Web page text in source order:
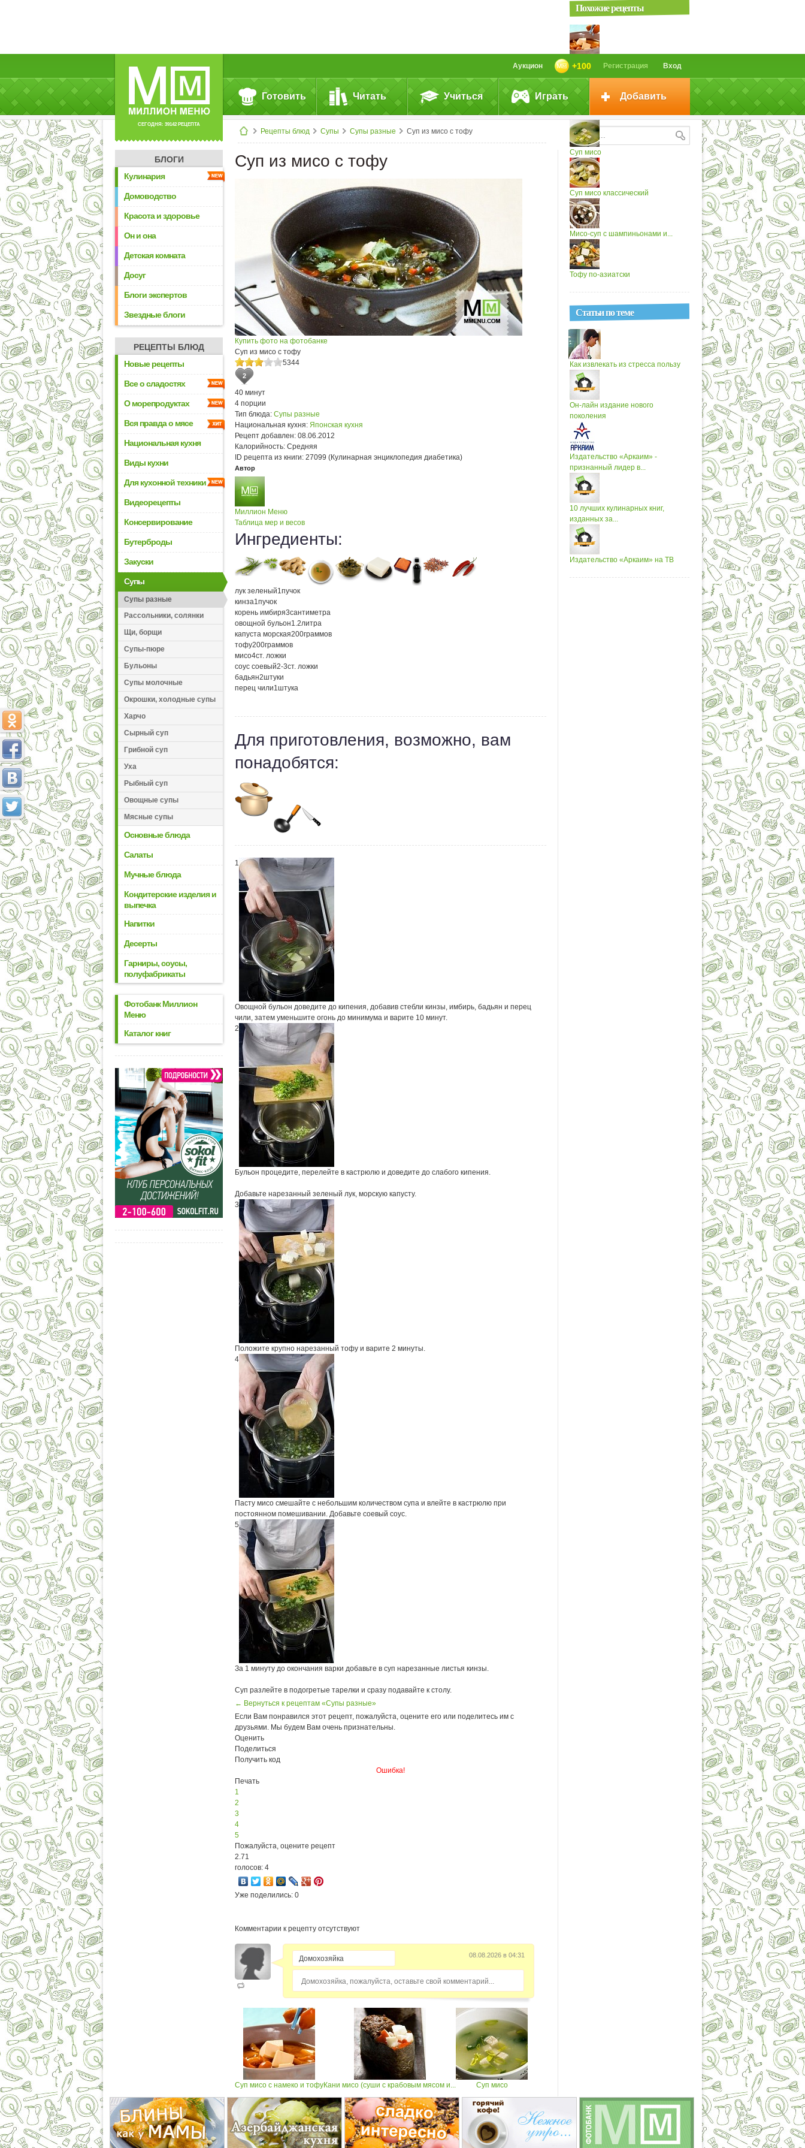
СЕГОДНЯ: 39142 РЕЦЕПТА
Вход
Регистрация
+100
Аукцион
Готовить Читать Учиться Играть Добавить
Рецепты блюд Супы Супы разные Суп из мисо с тофу
БЛОГИ
Кулинария
Домоводство
Красота и здоровье
Он и она
Детская комната
Досуг
Блоги экспертов
Звездные блоги
РЕЦЕПТЫ БЛЮД
Новые рецепты
Все о сладостях
О морепродуктах
Вся правда о мясе
Национальная кухня
Виды кухни
Для кухонной техники
Видеорецепты
Консервирование
Бутерброды
Закуски
Супы
Супы разные
Рассольники, солянки
Щи, борщи
Супы-пюре
Бульоны
Супы молочные
Окрошки, холодные супы
Харчо
Сырный суп
Грибной суп
Уха
Рыбный суп
Овощные супы
Мясные супы
Основные блюда
Салаты
Мучные блюда
Кондитерские изделия и
выпечка
Напитки
Десерты
Гарниры, соусы,
полуфабрикаты
Фотобанк Миллион
Меню
Каталог книг
Суп из мисо с тофу
Купить фото на фотобанке
Суп из мисо с тофу
5344
2
40 минут
4 порции
Тип блюда: Супы разные
Национальная кухня: Японская кухня
Рецепт добавлен: 08.06.2012
Калорийность: Средняя
ID рецепта из книги: 27099 (Кулинарная энциклопедия диабетика)
Автор
Миллион Меню
Таблица мер и весов
Ингредиенты:
лук зеленый1пучок
кинза1пучок
корень имбиря3сантиметра
овощной бульон1.2литра
капуста морская200граммов
тофу200граммов
мисо4ст. ложки
соус соевый2-3ст. ложки
бадьян2штуки
перец чили1штука
Для приготовления, возможно, вам
понадобятся:
1
Овощной бульон доведите до кипения, добавив стебли кинзы, имбирь, бадьян и перец
чили, затем уменьшите огонь до минимума и варите 10 минут.
2
Бульон процедите, перелейте в кастрюлю и доведите до слабого кипения.
Добавьте нарезанный зеленый лук, морскую капусту.
3
Положите крупно нарезанный тофу и варите 2 минуты.
4
Пасту мисо смешайте с небольшим количеством супа и влейте в кастрюлю при
постоянном помешивании. Добавьте соевый соус.
5
За 1 минуту до окончания варки добавьте в суп нарезанные листья кинзы.
Суп разлейте в подогретые тарелки и сразу подавайте к столу.
← Вернуться к рецептам «Супы разные»
Если Вам понравился этот рецепт, пожалуйста, оцените его или поделитесь им с
друзьями. Мы будем Вам очень признательны.
Оценить
Поделиться
Получить код
Ошибка!
Печать
1
2
3
4
5
Пожалуйста, оцените рецепт
2.71
голосов: 4
Уже поделились: 0
Комментарии к рецепту отсутствуют
08.08.2026 в 04:31
Домохозяйка, пожалуйста, оставьте свой комментарий...
Суп мисо с намеко и тофуКани мисо (суши с крабовым мясом и... Суп мисо
Похожие рецепты
Кани мисо (суши с крабовым
мясом и...
Суп мисо
Суп мисо классический
Мисо-суп с шампиньонами и...
Тофу по-азиатски
Статьи по теме
Как извлекать из стресса пользу
Он-лайн издание нового
поколения
Издательство «Аркаим» -
признанный лидер в...
10 лучших кулинарных книг,
изданных за...
Издательство «Аркаим» на ТВ